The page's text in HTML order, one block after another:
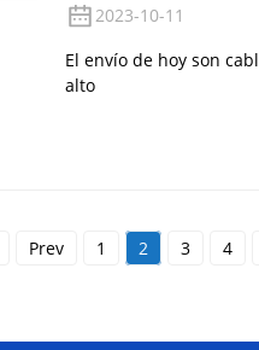
2023-10-11
El envío de hoy son
alto
Prev 1 2 3 4